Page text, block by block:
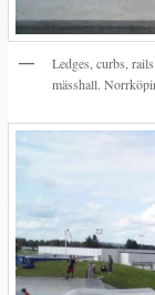
Ledges, curbs,
mässhall.